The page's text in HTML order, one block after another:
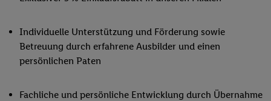
Individuelle Unterstützung und Förderung sowie
Betreuung durch erfahrene Ausbilder und einen
persönlichen Paten
Fachliche und persönliche Entwicklung durch Übernahme